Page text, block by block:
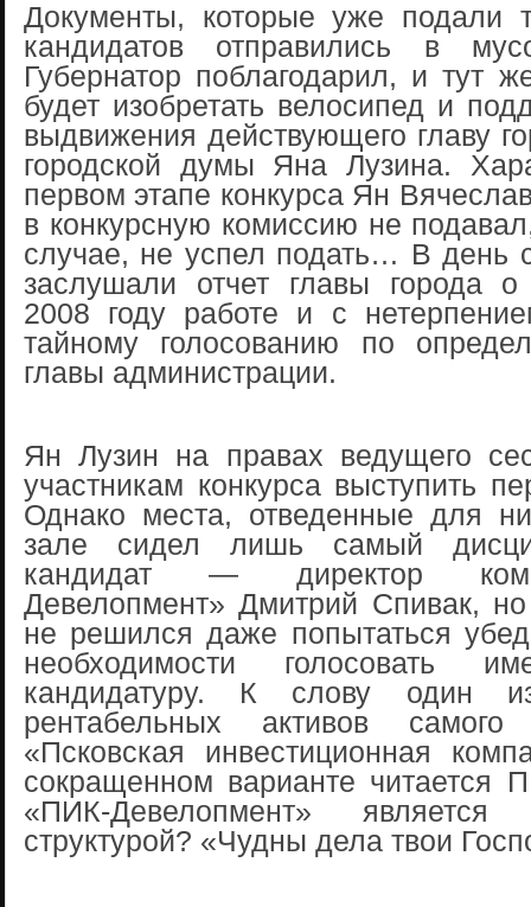
Документы, которые уже подали
кандидатов отправились в
Губернатор поблагодарил, и тут
будет изобретать велосипед и
выдвижения действующего главу
городской думы Яна Лузина.
первом этапе конкурса Ян
в конкурсную комиссию не
случае, не успел подать… В день
заслушали отчет главы города
2008 году работе и с
тайному голосованию по
главы администрации.
Ян Лузин на правах ведущего
участникам конкурса выступить
Однако места, отведенные для
зале сидел лишь самый
кандидат — директор
Девелопмент» Дмитрий Спивак,
не решился даже попытаться
необходимости голосовать
кандидатуру. К слову один
рентабельных активов
«Псковская инвестиционная
сокращенном варианте читается
«ПИК-Девелопмент»
структурой? «Чудны дела твои